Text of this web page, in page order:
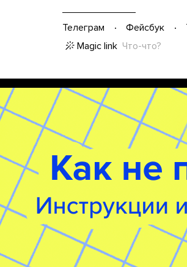
Телеграм Фейсбук
Magic link Что-что?